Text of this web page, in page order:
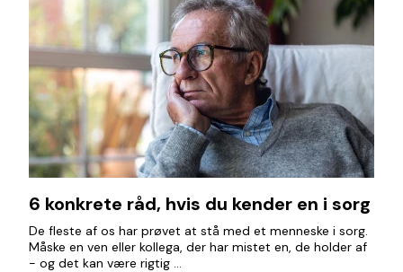
6 konkrete råd, hvis du kender en i sorg
De fleste af os har prøvet at stå med et menneske i sorg.
Måske en ven eller kollega, der har mistet en, de holder af
- og det kan være rigtig ...